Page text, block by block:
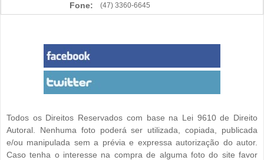
Fone: (47) 3360-6645
Todos os Direitos Reservados com base na Lei 9610 de Direito
Autoral. Nenhuma foto poderá ser utilizada, copiada, publicada
e/ou manipulada sem a prévia e expressa autorização do autor.
Caso tenha o interesse na compra de alguma foto do site favor